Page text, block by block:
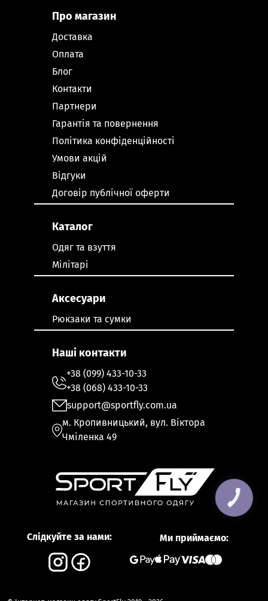
Слідкуйте за нами: Ми приймаємо:
Про магазин
Доставка
Оплата
Блог
Контакти
Партнери
Гарантія та повернення
Політика конфіденційності
Умови акцій
Відгуки
Договір публічної оферти
Каталог
Одяг та взуття
Мілітарі
Аксесуари
Рюкзаки та сумки
Наші контакти
+38 (099) 433-10-33
+38 (068) 433-10-33
support@sportfly.com.ua
м. Кропивницький, вул. Віктора
Чміленка 49
КНОПКА
ЗВ'ЯЗКУ